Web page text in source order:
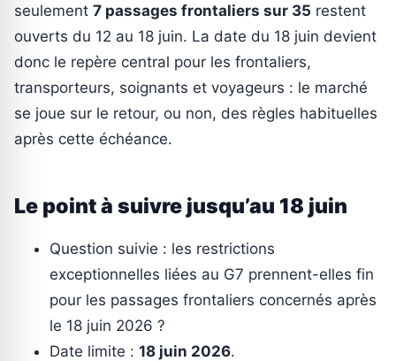
seulement 7 passages frontaliers sur 35 restent
ouverts du 12 au 18 juin. La date du 18 juin devient
donc le repère central pour les frontaliers,
transporteurs, soignants et voyageurs : le marché
se joue sur le retour, ou non, des règles habituelles
après cette échéance.
Le point à suivre jusqu’au 18 juin
Question suivie : les restrictions
exceptionnelles liées au G7 prennent-elles fin
pour les passages frontaliers concernés après
le 18 juin 2026 ?
Date limite : 18 juin 2026.